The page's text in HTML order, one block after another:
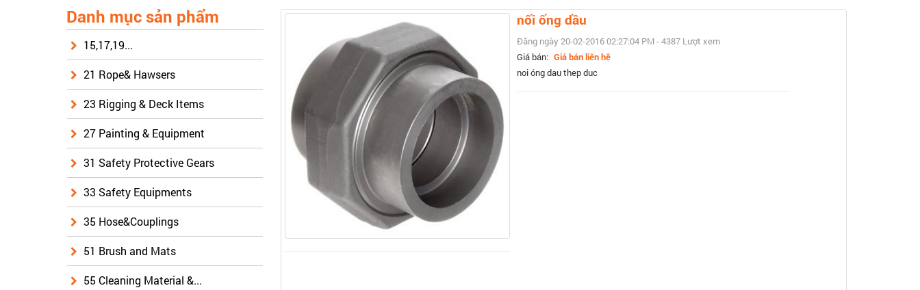
Xem chi tiết
Danh mục sản phẩm
15,17,19...
21 Rope& Hawsers
23 Rigging & Deck Items
27 Painting & Equipment
31 Safety Protective Gears
33 Safety Equipments
35 Hose&Couplings
51 Brush and Mats
55 Cleaning Material &...
nối ống dầu
Đăng ngày 20-02-2016 02:27:04 PM - 4387 Lượt xem
Giá bán: Giá bán liên hệ
noi óng dau thep duc